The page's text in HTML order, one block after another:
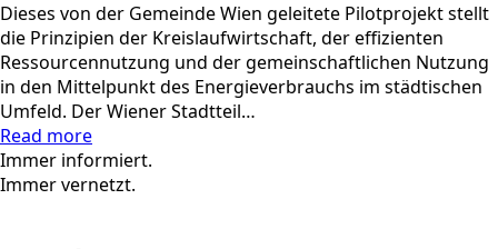
Dieses von der Gemeinde Wien geleitete Pilotprojekt stellt
die Prinzipien der Kreislaufwirtschaft, der effizienten
Ressourcennutzung und der gemeinschaftlichen Nutzung
in den Mittelpunkt des Energieverbrauchs im städtischen
Umfeld. Der Wiener Stadtteil…
Read more
Immer informiert.
Immer vernetzt.